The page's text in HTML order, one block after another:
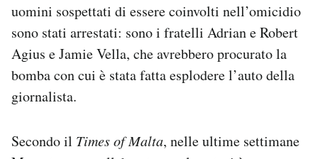
uomini sospettati di essere coinvolti nell’omicidio
sono stati arrestati: sono i fratelli Adrian e Robert
Agius e Jamie Vella, che avrebbero procurato la
bomba con cui è stata fatta esplodere l’auto della
giornalista.
Secondo il Times of Malta, nelle ultime settimane